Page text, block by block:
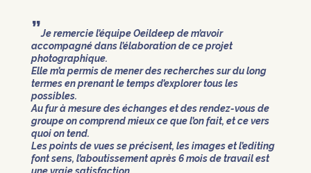
”Je remercie l’équipe Oeildeep de m’avoir
accompagné dans l’élaboration de ce projet
photographique.
Elle m’a permis de mener des recherches sur du long
termes en prenant le temps d’explorer tous les
possibles.
Au fur à mesure des échanges et des rendez-vous de
groupe on comprend mieux ce que l’on fait, et ce vers
quoi on tend.
Les points de vues se précisent, les images et l’editing
font sens, l’aboutissement après 6 mois de travail est